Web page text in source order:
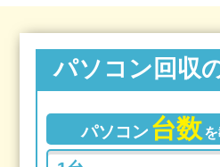
パソコン回収
パソコン 台数